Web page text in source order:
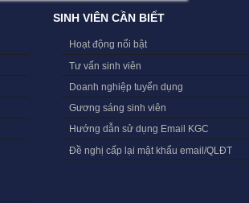
SINH VIÊN CẦN BIẾT
Hoạt động nổi bật
Tư vấn sinh viên
Doanh nghiệp tuyển dụng
Gương sáng sinh viên
Hướng dẫn sử dụng Email KGC
Đề nghị cấp lại mật khẩu email/QLĐT